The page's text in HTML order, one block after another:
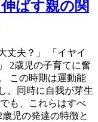
ばす親の関
丈夫？」 「イヤイ
2歳児の子育てに奮
この時期は運動能
、同時に自我が芽生
も、これらはすべ
児の発達の特徴と